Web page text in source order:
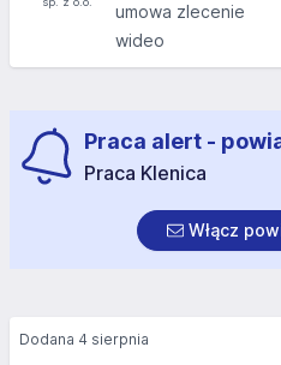
umowa zlecenie
wideo
Praca alert -
Praca Klenica
Włącz
Dodana 4 sierpnia